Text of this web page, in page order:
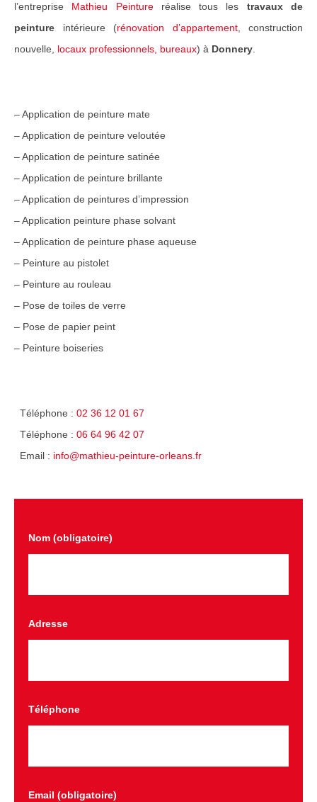
Réalisations Travaux
Nos travaux pour particuliers
Contact
l’entreprise Mathieu Peintureréalise tous les travaux de
peinture intérieure (rénovation d’appartement, construction
nouvelle, locaux professionnels, bureaux) à Donnery
– Application de peinture mate
– Application de peinture veloutée
– Application de peinture satinée
– Application de peinture brillante
– Application de peintures d’impression
– Application peinture phase solvant
– Application de peinture phase aqueuse
– Peinture au pistolet
– Peinture au rouleau
– Pose de toiles de verre
– Pose de papier peint
– Peinture boiseries
Téléphone : 02 36 12 01 67
Téléphone : 06 64 96 42 07
Email : info@mathieu-peinture-orleans.fr
Nom (obligatoire)
Adresse
Téléphone
Email (obligatoire)